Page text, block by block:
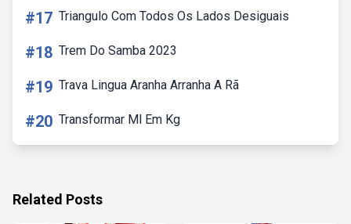
#17 Triangulo Com Todos Os Lados Desiguais
#18 Trem Do Samba 2023
#19 Trava Lingua Aranha Arranha A Rã
#20 Transformar Ml Em Kg
Related Posts